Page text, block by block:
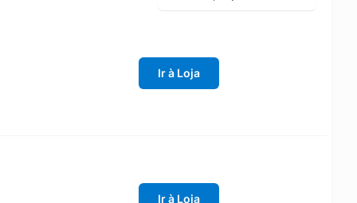
Ir à Loja
Ir à Loja